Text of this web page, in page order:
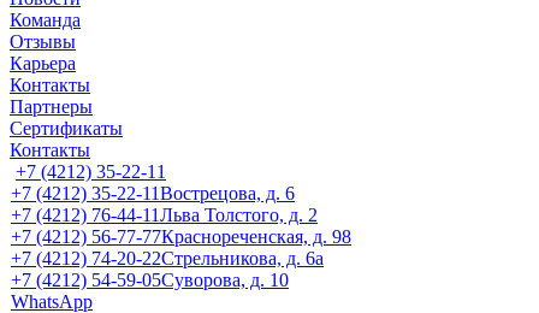
Команда
Отзывы
Карьера
Контакты
Партнеры
Сертификаты
Контакты
+7 (4212) 35-22-11
+7 (4212) 35-22-11Вострецова, д. 6
+7 (4212) 76-44-11Льва Толстого, д. 2
+7 (4212) 56-77-77Краснореченская, д. 98
+7 (4212) 74-20-22Стрельникова, д. 6а
+7 (4212) 54-59-05Суворова, д. 10
WhatsApp